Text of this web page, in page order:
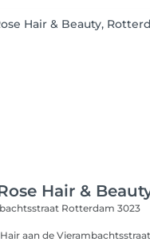
Hair &
Rotterdam 3023
aan de